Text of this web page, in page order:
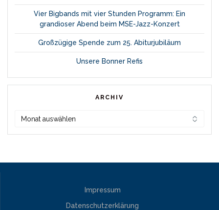
Vier Bigbands mit vier Stunden Programm: Ein
grandioser Abend beim MSE-Jazz-Konzert
Großzügige Spende zum 25. Abiturjubiläum
Unsere Bonner Refis
ARCHIV
Impressum
Datenschutzerklärung